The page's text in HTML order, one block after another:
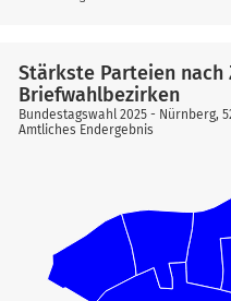
Stärkste Parteien
Briefwahlbezirken
Bundestagswahl 2025 - Nürnberg,
Amtliches Endergebnis